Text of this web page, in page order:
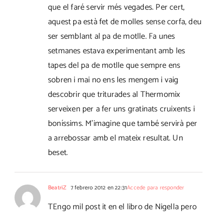
que el faré servir més vegades. Per cert,
aquest pa està fet de molles sense corfa, deu
ser semblant al pa de motlle. Fa unes
setmanes estava experimentant amb les
tapes del pa de motlle que sempre ens
sobren i mai no ens les mengem i vaig
descobrir que triturades al Thermomix
serveixen per a fer uns gratinats cruixents i
boníssims. M'imagine que també servirà per
a arrebossar amb el mateix resultat. Un
beset.
BeatriZ 7 febrero 2012 en 22:31Accede para responder
TEngo mil post it en el libro de Nigella pero